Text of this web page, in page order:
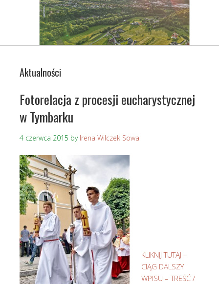
Aktualności
Fotorelacja z procesji eucharystycznej
w Tymbarku
4 czerwca 2015 by Irena Wilczek Sowa
KLIKNIJ TUTAJ –
CIĄG DALSZY
WPISU – TREŚĆ /